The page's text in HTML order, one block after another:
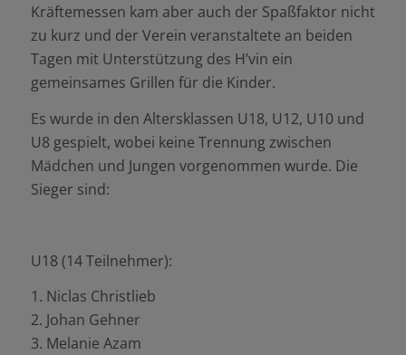
Kräftemessen kam aber auch der Spaßfaktor nicht
zu kurz und der Verein veranstaltete an beiden
Tagen mit Unterstützung des H’vin ein
gemeinsames Grillen für die Kinder.
Es wurde in den Altersklassen U18, U12, U10 und
U8 gespielt, wobei keine Trennung zwischen
Mädchen und Jungen vorgenommen wurde. Die
Sieger sind:
U18 (14 Teilnehmer):
1. Niclas Christlieb
2. Johan Gehner
3. Melanie Azam